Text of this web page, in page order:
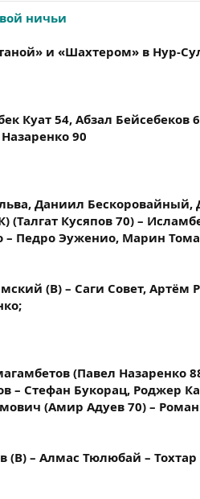
ничьи
и «Шахтером» в Нур-
Куат 54, Абзал Бейсебеков
90
Даниил Бескоровайный,
(Талгат Кусяпов 70) –
Педро Эуженио, Марин
(В) – Саги Совет, Артём
(Павел Назаренко
Стефан Букорац, Роджер
(Амир Адуев 70) –
(В) – Алмас Тюлюбай –